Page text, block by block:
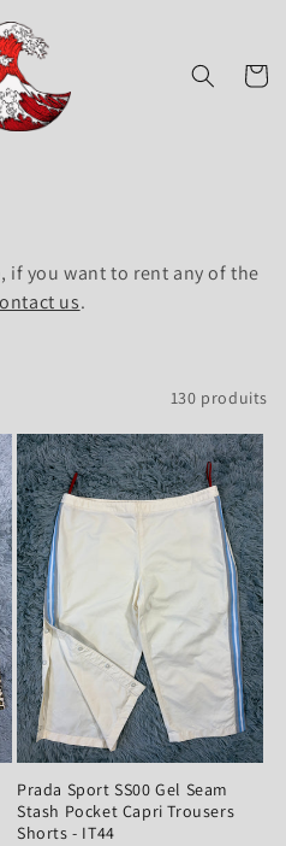
Panier
, if you want to rent any of the
us.
130 produits
Prada Sport SS00 Gel Seam
Stash Pocket Capri Trousers
Shorts - IT44